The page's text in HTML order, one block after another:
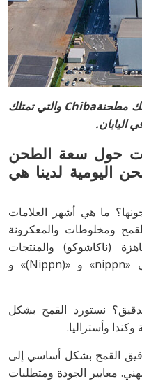
تمتلك 7 NIPPN مطاحن ، بما في ذلك مطحنةChiba والتي تمتلك
اليابان.
حول سعة الطحن
اليومية لدينا هي
ما هي أشهر العلامات
ومخلوطات والمعكرونة
(ناكاشوكو) والمنتجات
الصحية. أشهر علاماتنا التجارية هي «nippn» و «(Nippn)» و
نستورد القمح بشكل
وأستراليا.
القمح بشكل أساسي إلى
معايير الجودة ومتطلبات